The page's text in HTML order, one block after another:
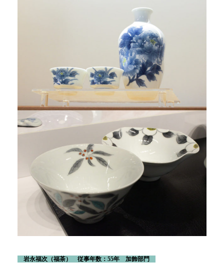
岩永福次 （福茶） 従事年数：55年 加飾部門